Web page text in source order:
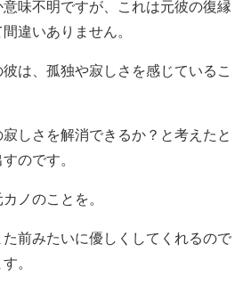
味不明ですが、これは元彼の復縁
違いありません。
は、孤独や寂しさを感じているこ
しさを解消できるか？と考えたと
のです。
ノのことを。
前みたいに優しくしてくれるので
。